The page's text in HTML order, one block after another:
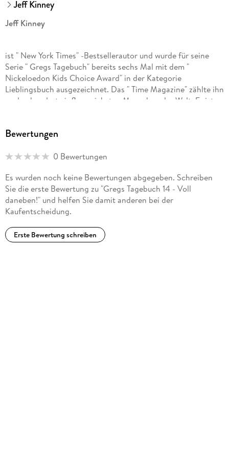
Herstelleradresse
produktsicherheit@bastei-luebbe.de
Jeff Kinney
Jeff Kinney
ist " New York Times" -Bestsellerautor und wurde für seine
Serie " Gregs Tagebuch" bereits sechs Mal mit dem "
Nickeloedon Kids Choice Award" in der Kategorie
Lieblingsbuch ausgezeichnet. Das " Time Magazine" zählte ihn
zu den hundert einflussreichsten Menschen der Welt. Er ist
Jeff Kinney verbrachte seine Kindheit in der Nähe von
seiner Frau und seinen beiden Söhnen lebt er in
besitzen.
Marco Eßer
spricht seit vielen Jahren den
Bewertungen
0 Bewertungen
Es wurden noch keine Bewertungen abgegeben. Schreiben
Sie die erste Bewertung zu "Gregs Tagebuch 14 - Voll
daneben!" und helfen Sie damit anderen bei der
Kaufentscheidung.
Erste Bewertung schreiben